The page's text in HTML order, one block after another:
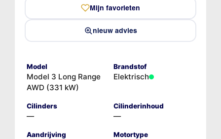
Mijn favorieten
nieuw advies
Model
Model 3 Long Range
AWD (331 kW)
Brandstof
Elektrisch
Cilinders
—
Cilinderinhoud
—
Aandrijving Motortype